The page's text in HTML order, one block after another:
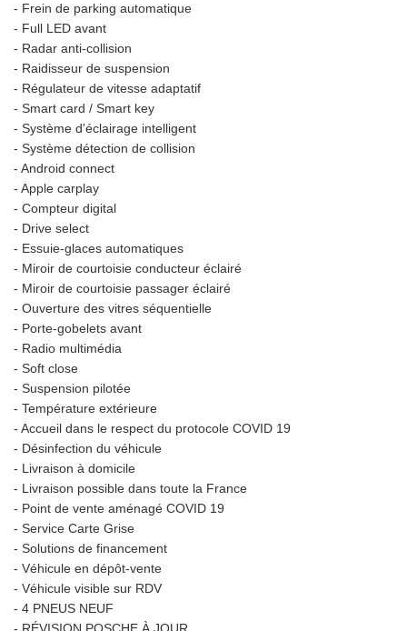
- Frein de parking automatique
- Full LED avant
- Radar anti-collision
- Raidisseur de suspension
- Régulateur de vitesse adaptatif
- Smart card / Smart key
- Système d'éclairage intelligent
- Système détection de collision
- Android connect
- Apple carplay
- Compteur digital
- Drive select
- Essuie-glaces automatiques
- Miroir de courtoisie conducteur éclairé
- Miroir de courtoisie passager éclairé
- Ouverture des vitres séquentielle
- Porte-gobelets avant
- Radio multimédia
- Soft close
- Suspension pilotée
- Température extérieure
- Accueil dans le respect du protocole COVID 19
- Désinfection du véhicule
- Livraison à domicile
- Livraison possible dans toute la France
- Point de vente aménagé COVID 19
- Service Carte Grise
- Solutions de financement
- Véhicule en dépôt-vente
- Véhicule visible sur RDV
- 4 PNEUS NEUF